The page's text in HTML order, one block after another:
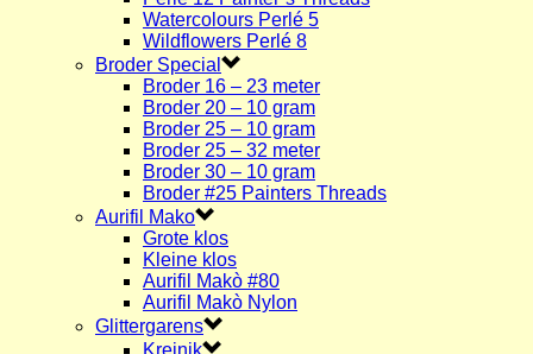
Watercolours Perlé 5
Wildflowers Perlé 8
Broder Special
Broder 16 – 23 meter
Broder 20 – 10 gram
Broder 25 – 10 gram
Broder 25 – 32 meter
Broder 30 – 10 gram
Broder #25 Painters Threads
Aurifil Mako
Grote klos
Kleine klos
Aurifil Makò #80
Aurifil Makò Nylon
Glittergarens
Kreinik